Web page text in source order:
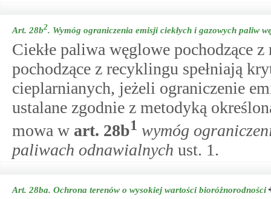
Art. 28b2. Wymóg ograniczenia emisji ciekłych i gazowych paliw
Ciekłe paliwa węglowe pochodzące
pochodzące z recyklingu spełniają
cieplarnianych, jeżeli ograniczenie
ustalane zgodnie z metodyką
mowa w art. 28b1 wymóg
paliwach odnawialnych ust. 1.
Art. 28ba. Ochrona terenów o wysokiej wartości bioróżnorodności